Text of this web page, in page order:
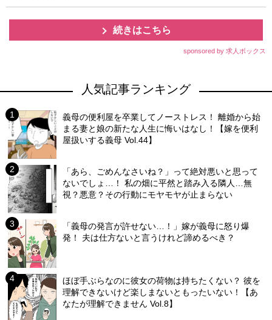
続きはこちら
sponsored by 求人ボックス
人気記事ランキング
義母の便利屋を卒業してノーストレス！ 離婚から始
まる妻と娘の新たな人生に悔いはなし！【嫁を便利
屋扱いする義母 Vol.44】
「あら、ごめんなさいね？」って絶対悪いと思って
ないでしょ…！ 私の畑に平然と踏み入る隣人…無
視？悪意？その行動にモヤモヤが止まらない
「義母の発言が許せない…！」嫁が義母に怒り爆
発！ 夫は仕方ないと言うけれど諦めるべき？
ほぼ手ぶらなのに彼女の荷物は持ちたくない？ 彼を
理解できないけど楽しまないともったいない！【あ
なたが理解できません Vol.8】